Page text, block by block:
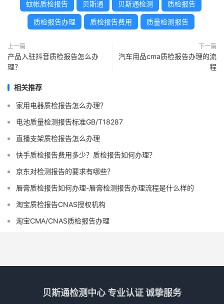
蚊帐质检报告 贝斯通 贝斯通检测 质检报告
质检报告办理 质检报告费用 质量检测报告
上一篇
产品入驻抖音质检报告怎么办
理？
下一篇
汽车用品cma质检报告办理的流
程
相关推荐
家用电器质检报告怎么办理？
电池质量检测报告标准GB/T18287
直播支架质检报告怎么办理
快手质检报告费用多少？质检报告如何办理？
京东对检测报告的要求有哪些？
唇膏质检报告如何办理-唇膏检测报告办理流程是什么样的
淘宝质检报告CNAS授权机构
淘宝CMA/CNAS质检报告办理
贝斯通检测中心 专业认证 诚挚服务